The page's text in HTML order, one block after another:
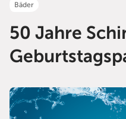
Bäder
50 Jahre